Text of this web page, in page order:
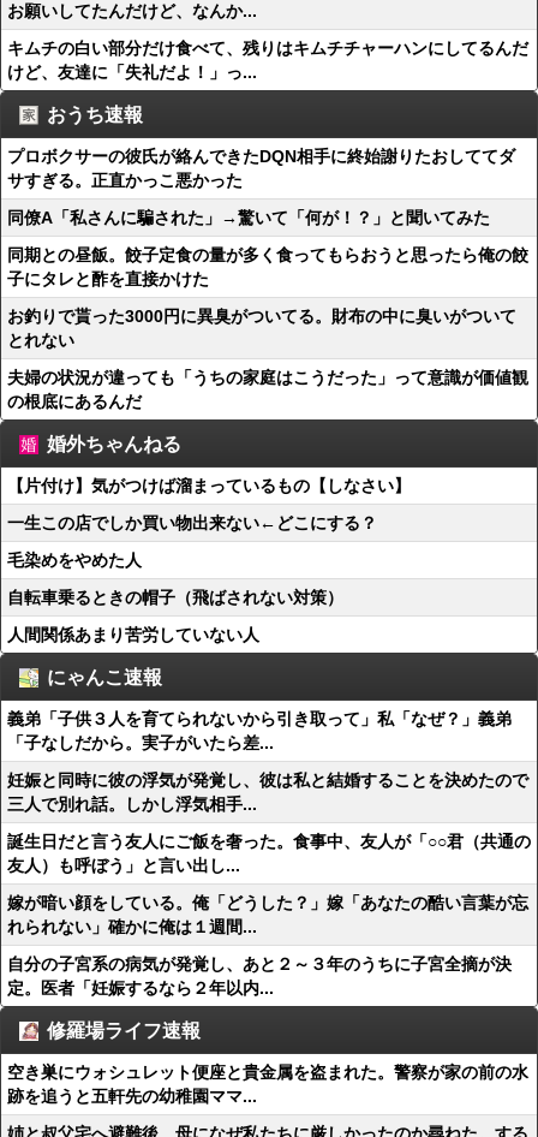
お願いしてたんだけど、なんか...
キムチの白い部分だけ食べて、残りはキムチチャーハンにしてるんだ
けど、友達に「失礼だよ！」っ...
おうち速報
プロボクサーの彼氏が絡んできたDQN相手に終始謝りたおしててダ
サすぎる。正直かっこ悪かった
同僚A「私さんに騙された」→驚いて「何が！？」と聞いてみた
同期との昼飯。餃子定食の量が多く食ってもらおうと思ったら俺の餃
子にタレと酢を直接かけた
お釣りで貰った3000円に異臭がついてる。財布の中に臭いがついて
とれない
夫婦の状況が違っても「うちの家庭はこうだった」って意識が価値観
の根底にあるんだ
婚外ちゃんねる
【片付け】気がつけば溜まっているもの【しなさい】
一生この店でしか買い物出来ない←どこにする？
毛染めをやめた人
自転車乗るときの帽子（飛ばされない対策）
人間関係あまり苦労していない人
にゃんこ速報
義弟「子供３人を育てられないから引き取って」私「なぜ？」義弟
「子なしだから。実子がいたら差...
妊娠と同時に彼の浮気が発覚し、彼は私と結婚することを決めたので
三人で別れ話。しかし浮気相手...
誕生日だと言う友人にご飯を奢った。食事中、友人が「○○君（共通の
友人）も呼ぼう」と言い出し...
嫁が暗い顔をしている。俺「どうした？」嫁「あなたの酷い言葉が忘
れられない」確かに俺は１週間...
自分の子宮系の病気が発覚し、あと２～３年のうちに子宮全摘が決
定。医者「妊娠するなら２年以内...
修羅場ライフ速報
空き巣にウォシュレット便座と貴金属を盗まれた。警察が家の前の水
跡を追うと五軒先の幼稚園ママ...